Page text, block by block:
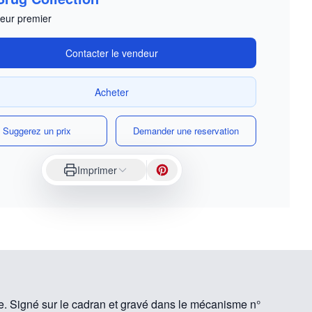
premier
Contacter le vendeur
Acheter
Suggerez un prix Demander une reservation
Imprimer
Signé sur le cadran et gravé dans le mécanisme n°